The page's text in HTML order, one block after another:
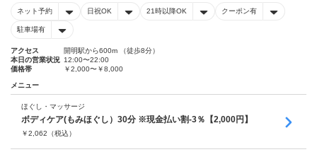
ネット予約 日祝OK 21時以降OK クーポン有
駐車場有
アクセス
開明駅から600m （徒歩8分）
本日の営業状況 12:00〜22:00
価格帯
￥2,000〜￥8,000
メニュー
ほぐし・マッサージ
ボディケア(もみほぐし）30分 ※現金払い割-3％【2,000円】
￥2,062 （税込）